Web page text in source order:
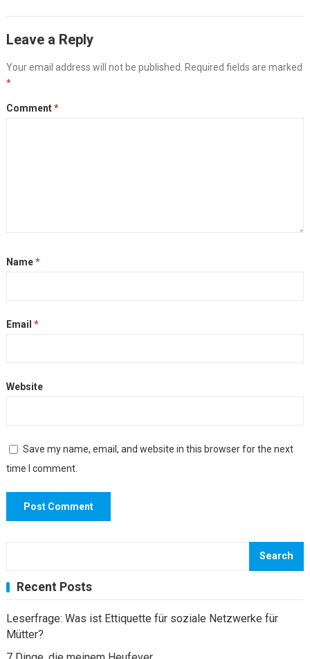
Leave a Reply
Your email address will not be published.
Required fields are marked
*
Comment*
Name*
Email *
Website
Save my name, email, and website in this browser for the next
time I comment.
Search
Recent Posts
Leserfrage: Was ist Ettiquette für soziale Netzwerke für
Mütter?